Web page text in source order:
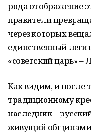
рода отображение
правители
через которых
единственный
«советский царь» –
Как видим, и после
традиционному
наследник –
живущий общинами,